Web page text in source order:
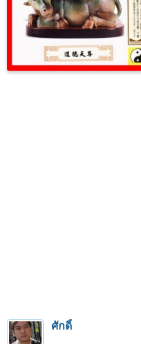
ศักดิ์